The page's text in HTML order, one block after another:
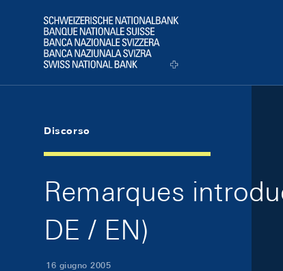
Logo
Discorso
Remarques
DE / EN)
16 giugno 2005